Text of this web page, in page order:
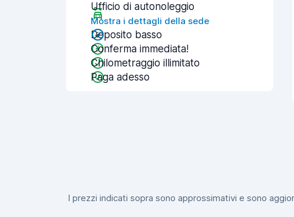
Ufficio di autonoleggio
Mostra i dettagli della sede
Deposito basso
Conferma immediata!
Chilometraggio illimitato
Paga adesso
I prezzi indicati sopra sono approssimativi e sono